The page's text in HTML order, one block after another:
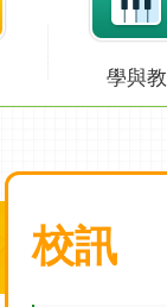
學與教
校訊